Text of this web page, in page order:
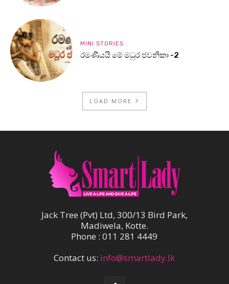
MINI STORIES
රමණීයයි මේ මධුර ජවනිකා -2
LOAD MORE
Jack Tree (Pvt) Ltd, 300/13 Bird Park,
Madiwela, Kotte.
Phone : 011 281 4449
Contact us: info@smartlady.lk